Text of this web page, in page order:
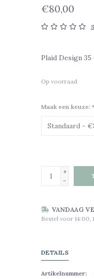
€80,00
Plaid Design
Op voorraad
Maak een keuze: *
+
-
VANDAAG
Bestel voor 14:00,
DETAILS
Artikelnummer: